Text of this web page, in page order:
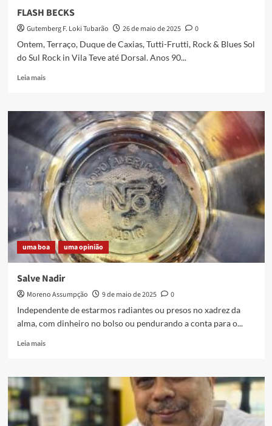
Chuva
FLASH BECKS
Gutemberg F. Loki Tubarão 26 de maio de 2025
0
Ontem, Terraço, Duque de Caxias, Tutti-Frutti, Rock & Blues Sol
do Sul Rock in Vila Teve até Dorsal. Anos 90...
Leia maisRead
FLASH
BECKS
uma boa uma opinião
Salve Nadir
Moreno Assumpção 9 de maio de 2025
0
Independente de estarmos radiantes ou presos no xadrez da
alma, com dinheiro no bolso ou pendurando a conta para o...
Leia maisRead
Salve
Nadir